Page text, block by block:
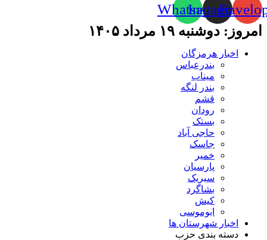
Instagram
Whatsapp
امروز: دوشنبه ۱۹ مرداد ۱۴۰۵
اخبار هرمزگان
بندرعباس
میناب
بندر لنگه
قشم
رودان
بستک
حاجی آباد
جاسک
خمیر
پارسیان
سیریک
بشاگرد
کیش
ابوموسی
اخبار شهرستان ها
دسته بندی حزب